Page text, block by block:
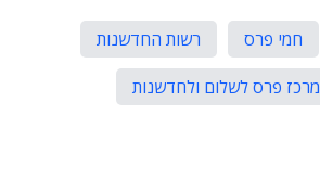
חמי פרס
רשות החדשנות
מרכז פרס לשלום ולחדשנות